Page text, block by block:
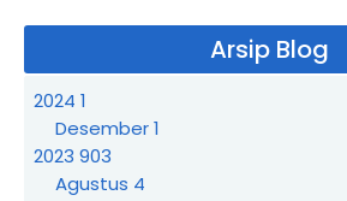
Arsip Blog
2024 1
Desember1
2023 903
Agustus 4